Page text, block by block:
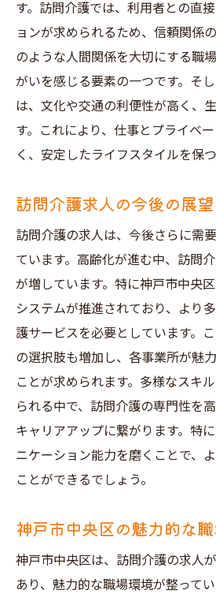
スキルアップの機会を活
訪問介護求人の選び方
神戸市中央区で訪問介護求人
やりがい
地域社会へ貢献する意義
訪問介護の仕事のやりが
地域貢献を意識した働き方
訪問介護での社会的価値
地域密着型のケアの実践
訪問介護の求人を通じて神戸
職場を見つけよう
職場選びの重要なポイント
理想の職場環境を見つけ
神戸市中央区での選択肢
訪問介護の働きやすさを
求人情報の活用法
神戸市中央区での訪問介
を選ぶ理由
地域貢献の重要性
日勤訪問介護での社会的
す。訪問介護では、利用者との直
ョンが求められるため、信頼関係
のような人間関係を大切にする職
がいを感じる要素の一つです。そ
は、文化や交通の利便性が高く、
す。これにより、仕事とプライベ
く、安定したライフスタイルを保
訪問介護求人の今後の展望
訪問介護の求人は、今後さらに需
ています。高齢化が進む中、訪問
が増しています。特に神戸市中央
システムが推進されており、より
護サービスを必要としています。
の選択肢も増加し、各事業所が魅
ことが求められます。多様なスキ
られる中で、訪問介護の専門性を
キャリアアップに繋がります。特
ニケーション能力を磨くことで、
ことができるでしょう。
神戸市中央区の魅力的な
神戸市中央区は、訪問介護の求人
あり、魅力的な職場環境が整って